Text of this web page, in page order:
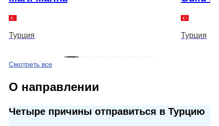
Турция Турция
Смотреть все
О направлении
Четыре причины отправиться в Турцию